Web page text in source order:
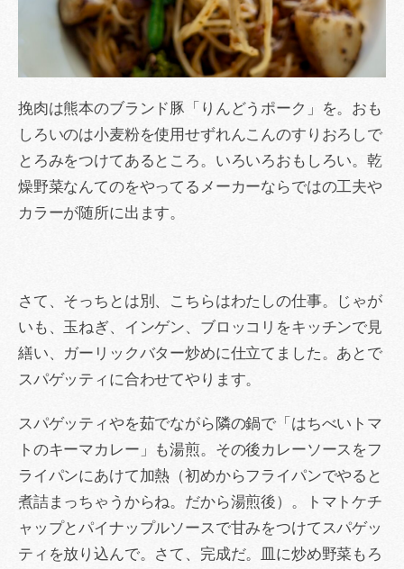
挽肉は熊本のブランド豚「りんどうポーク」を。おも
しろいのは小麦粉を使用せずれんこんのすりおろしで
とろみをつけてあるところ。いろいろおもしろい。乾
燥野菜なんてのをやってるメーカーならではの工夫や
カラーが随所に出ます。
さて、そっちとは別、こちらはわたしの仕事。じゃが
いも、玉ねぎ、インゲン、ブロッコリをキッチンで見
繕い、ガーリックバター炒めに仕立てました。あとで
スパゲッティに合わせてやります。
スパゲッティやを茹でながら隣の鍋で「はちべいトマ
トのキーマカレー」も湯煎。その後カレーソースをフ
ライパンにあけて加熱（初めからフライパンでやると
煮詰まっちゃうからね。だから湯煎後）。トマトケチ
ャップとパイナップルソースで甘みをつけてスパゲッ
ティを放り込んで。さて、完成だ。皿に炒め野菜もろ